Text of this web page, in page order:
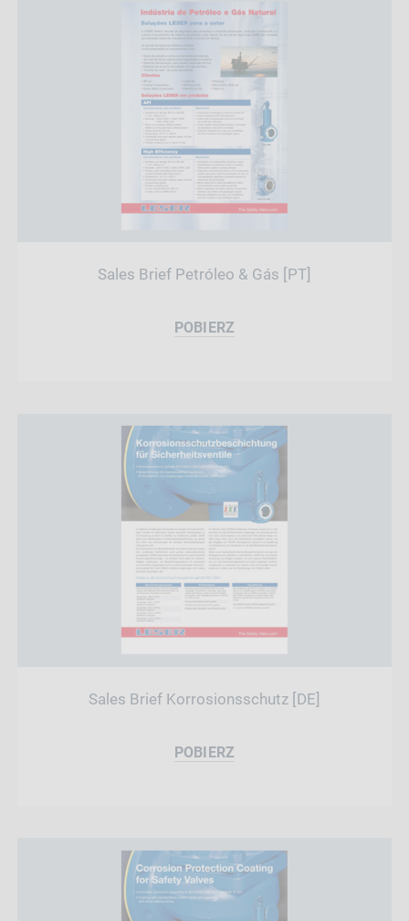
Sales Brief Petróleo & Gás [PT]
POBIERZ
Sales Brief Korrosionsschutz [DE]
POBIERZ